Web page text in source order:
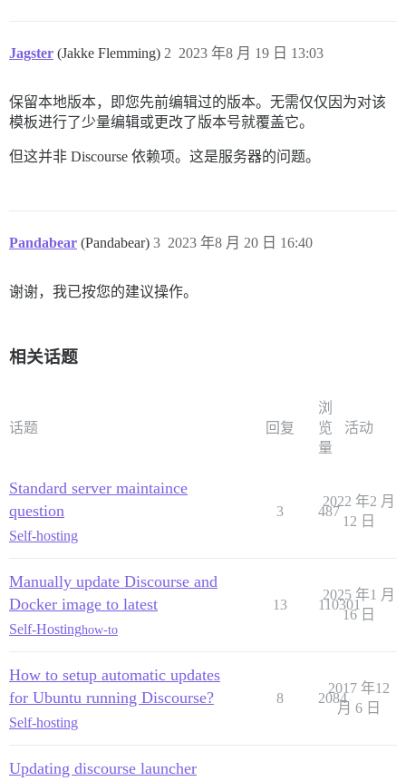
Jagster (Jakke Flemming) 2023 年8 月 19 日 13:03
2
保留本地版本，即您先前编辑过的版本。无需仅仅因为对该
模板进行了少量编辑或更改了版本号就覆盖它。
但这并非 Discourse 依赖项。这是服务器的问题。
Pandabear (Pandabear) 2023 年8 月 20 日 16:40
3
谢谢，我已按您的建议操作。
相关话题
话题 回复
浏
览
量
活动
Standard server maintaince
question
Self-hosting
3 487
2022 年2 月
12 日
Manually update Discourse and
Docker image to latest
Self-Hostinghow-to
13 110301
2025 年1 月
16 日
How to setup automatic updates
for Ubuntu running Discourse?
Self-hosting
8 2084
2017 年12
月 6 日
Updating discourse launcher